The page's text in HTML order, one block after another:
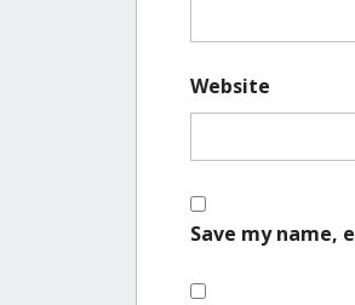
Website
Save my name,